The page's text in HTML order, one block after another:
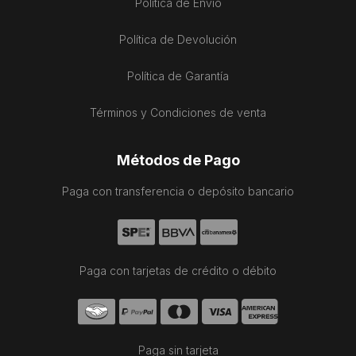
Política de Envío
Política de Devolución
Política de Garantía
Términos y Condiciones de venta
Métodos de Pago
Paga con transferencia o depósito bancario
Paga con tarjetas de crédito o débito
Paga sin tarjeta